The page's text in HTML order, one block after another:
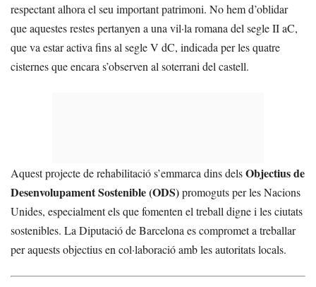
respectant alhora el seu important patrimoni. No hem d’oblidar
que aquestes restes pertanyen a una vil·la romana del segle II aC,
que va estar activa fins al segle V dC, indicada per les quatre
cisternes que encara s’observen al soterrani del castell.
Aquest projecte de rehabilitació s’emmarca dins delsObjectius de
Desenvolupament Sostenible (ODS)promoguts per les Nacions
Unides, especialment els que fomenten el treball digne i les ciutats
sostenibles. La Diputació de Barcelona es compromet a treballar
per aquests objectius en col·laboració amb les autoritats locals.